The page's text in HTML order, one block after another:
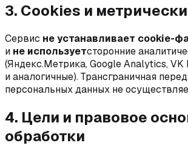
3. Cookies и
Сервис не устанавливает cookie-
и не используетсторонние
(Яндекс.Метрика, Google Analytics, VK
и аналогичные). Трансграничная
персональных данных не
4. Цели и правовое
обработки